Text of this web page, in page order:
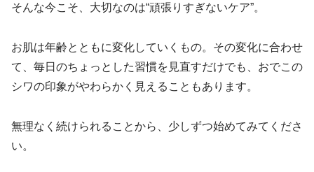
そんな今こそ、大切なのは“頑張りすぎないケア”。
お肌は年齢とともに変化していくもの。その変化に合わせ
て、毎日のちょっとした習慣を見直すだけでも、おでこの
シワの印象がやわらかく見えることもあります。
無理なく続けられることから、少しずつ始めてみてくださ
い。